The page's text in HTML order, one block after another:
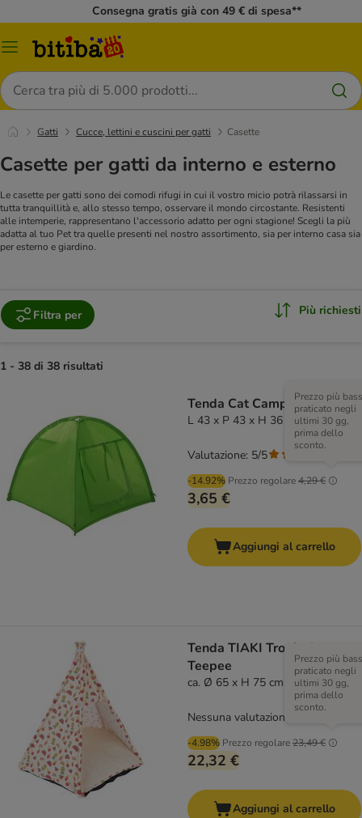
Consegna gratis già con 49 € di spesa**
Overview
Cerca
Gatti Cucce, lettini e cuscini per gatti Casette
Casette per gatti da interno e esterno
Le casette per gatti sono dei comodi rifugi in cui il vostro micio potrà rilassarsi in
tutta tranquillità e, allo stesso tempo, osservare il mondo circostante. Resistenti
alle intemperie, rappresentano l'accessorio adatto per ogni stagione! Scegli la più
adatta al tuo Pet tra quelle presenti nel nostro assortimento, sia per interno casa sia
per esterno e giardino.
Filtra per Più richiesti
1 - 38 di 38 risultati
Tenda Cat Camp
L 43 x P 43 x H 36 cm
-14.92% Prezzo regolare4,29 €
Prezzo più
praticato negli
ultimi 30 gg,
prima dello
sconto.
3,65 €
Valutazione: 5/5
Aggiungi al carrello
Tenda TIAKI Tropical
Teepee
ca. Ø 65 x H 75 cm
-4.98% Prezzo regolare23,49 €
Prezzo più
praticato negli
ultimi 30 gg,
prima dello
sconto.
22,32 €
Nessuna valutazione
Aggiungi al carrello